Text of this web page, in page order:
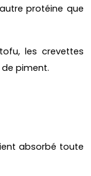
protéine que
les crevettes
piment.
absorbé toute